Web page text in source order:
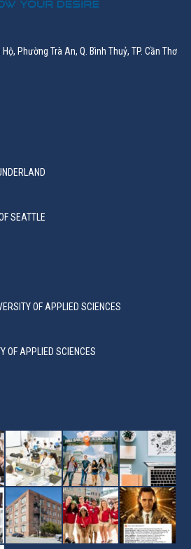
Phường Trà An, Q. Bình Thuỷ, TP. Cần Thơ
SEATTLE
OF APPLIED SCIENCES
OF APPLIED SCIENCES